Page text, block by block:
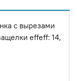
с вырезами
effeff: 14,